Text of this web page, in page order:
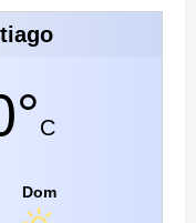
C
Dom